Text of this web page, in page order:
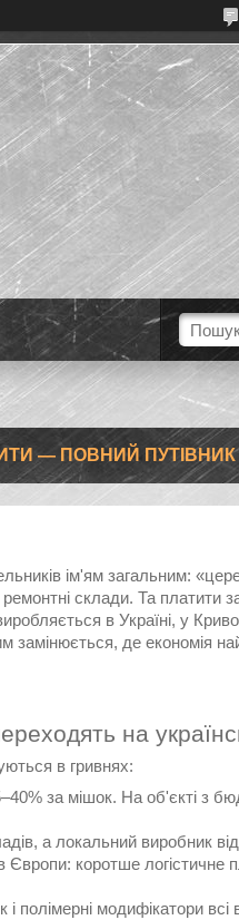
— ПОВНИЙ ПУТІВНИК
ім'ям загальним:
ремонтні склади. Та
в Україні, у
замінюється, де економія
на
в гривнях:
за мішок. На об'єкті з
а локальний виробник
Європи: коротше
полімерні модифікатори